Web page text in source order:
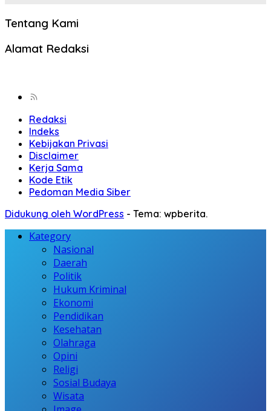
Tentang Kami
Alamat Redaksi
Redaksi
Indeks
Kebijakan Privasi
Disclaimer
Kerja Sama
Kode Etik
Pedoman Media Siber
Didukung oleh WordPress - Tema: wpberita.
Kategory
Nasional
Daerah
Politik
Hukum Kriminal
Ekonomi
Pendidikan
Kesehatan
Olahraga
Opini
Religi
Sosial Budaya
Wisata